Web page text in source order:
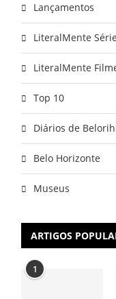
Lançamentos
LiteralMente
LiteralMente
Top 10
Diários de
Belo Horizonte
Museus
ARTIGOS
1